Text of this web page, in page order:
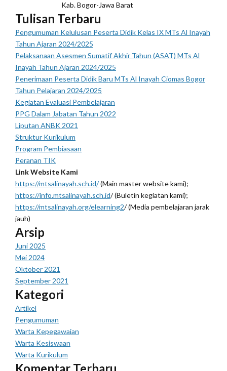
Kab. Bogor-Jawa Barat
Tulisan Terbaru
Pengumuman Kelulusan Peserta Didik Kelas IX MTs Al Inayah
Tahun Ajaran 2024/2025
Pelaksanaan Asesmen Sumatif Akhir Tahun (ASAT) MTs Al
Inayah Tahun Ajaran 2024/2025
Penerimaan Peserta Didik Baru MTs Al Inayah Ciomas Bogor
Tahun Pelajaran 2024/2025
Kegiatan Evaluasi Pembelajaran
PPG Dalam Jabatan Tahun 2022
Liputan ANBK 2021
Struktur Kurikulum
Program Pembiasaan
Peranan TIK
Link Website Kami
https://mtsalinayah.sch.id/(Main master website kami);
https://info.mtsalinayah.sch.id/ (Buletin kegiatan kami);
https://mtsalinayah.org/elearning2/ (Media pembelajaran jarak
jauh)
Arsip
Juni 2025
Mei 2024
Oktober 2021
September 2021
Kategori
Artikel
Pengumuman
Warta Kepegawaian
Warta Kesiswaan
Warta Kurikulum